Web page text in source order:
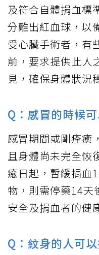
及符合自體捐血標
分離出紅血球，以
受心臟手術者，有
前，要求提供此人
見，確保身體狀況
Q：感冒的時候
感冒期間或剛痊癒
且身體尚未完全恢
癒日起，暫緩捐血
物，則需停藥14天
安全及捐血者的健
Q：紋身的人可